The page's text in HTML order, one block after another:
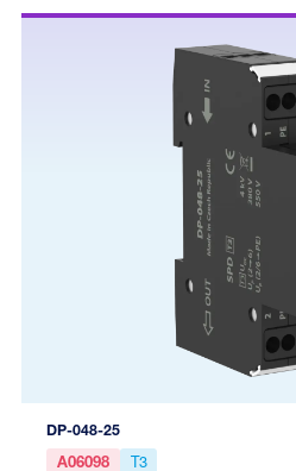
DP-048-25
A06098 T3